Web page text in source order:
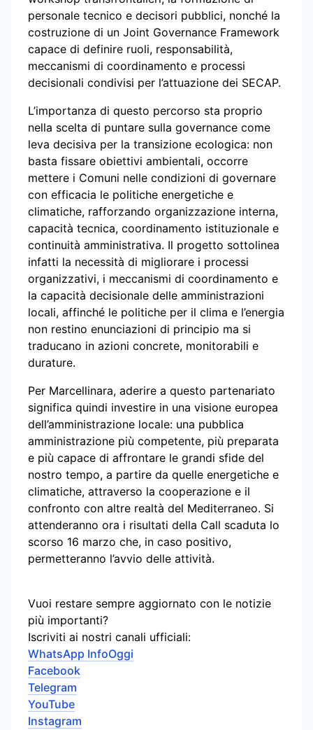
personale tecnico e decisori pubblici, nonché la
costruzione di un Joint Governance Framework
capace di definire ruoli, responsabilità,
meccanismi di coordinamento e processi
decisionali condivisi per l’attuazione dei SECAP.
L’importanza di questo percorso sta proprio
nella scelta di puntare sulla governance come
leva decisiva per la transizione ecologica: non
basta fissare obiettivi ambientali, occorre
mettere i Comuni nelle condizioni di governare
con efficacia le politiche energetiche e
climatiche, rafforzando organizzazione interna,
capacità tecnica, coordinamento istituzionale e
continuità amministrativa. Il progetto sottolinea
infatti la necessità di migliorare i processi
organizzativi, i meccanismi di coordinamento e
la capacità decisionale delle amministrazioni
locali, affinché le politiche per il clima e l’energia
non restino enunciazioni di principio ma si
traducano in azioni concrete, monitorabili e
durature.
Per Marcellinara, aderire a questo partenariato
significa quindi investire in una visione europea
dell’amministrazione locale: una pubblica
amministrazione più competente, più preparata
e più capace di affrontare le grandi sfide del
nostro tempo, a partire da quelle energetiche e
climatiche, attraverso la cooperazione e il
confronto con altre realtà del Mediterraneo. Si
attenderanno ora i risultati della Call scaduta lo
scorso 16 marzo che, in caso positivo,
permetteranno l’avvio delle attività.
Vuoi restare sempre aggiornato con le notizie
più importanti?
Iscriviti ai nostri canali ufficiali:
WhatsApp InfoOggi
Facebook
Telegram
YouTube
Instagram